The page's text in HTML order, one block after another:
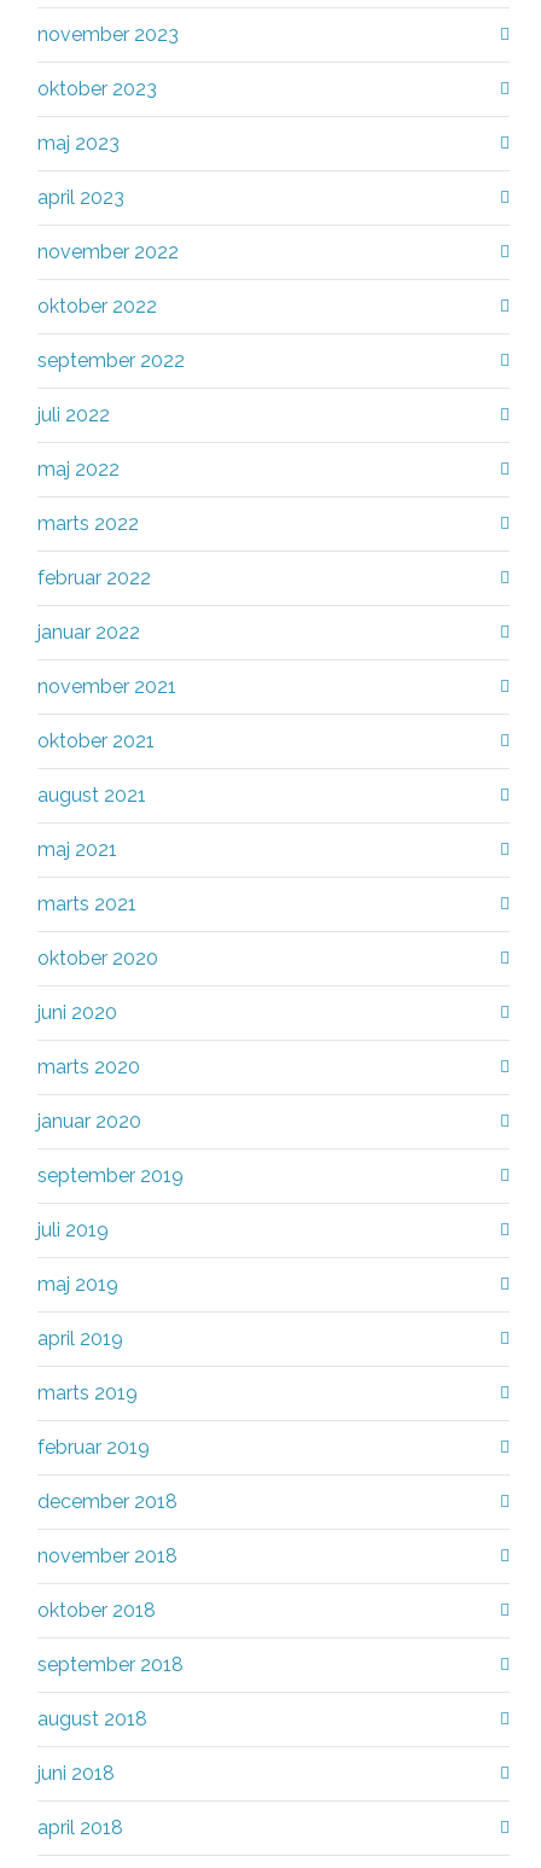
november 2023
oktober 2023
maj 2023
april 2023
november 2022
oktober 2022
september 2022
juli 2022
maj 2022
marts 2022
februar 2022
januar 2022
november 2021
oktober 2021
august 2021
maj 2021
marts 2021
oktober 2020
juni 2020
marts 2020
januar 2020
september 2019
juli 2019
maj 2019
april 2019
marts 2019
februar 2019
december 2018
november 2018
oktober 2018
september 2018
august 2018
juni 2018
april 2018